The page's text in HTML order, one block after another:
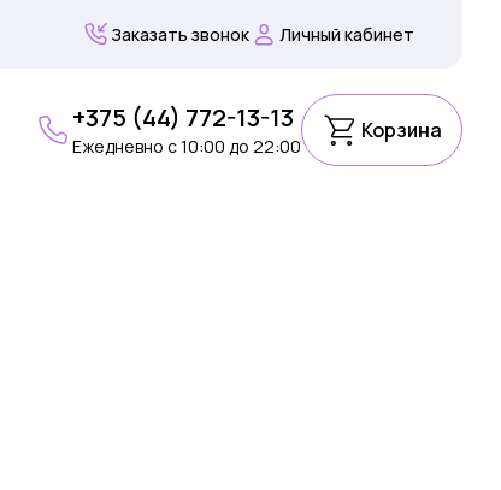
Заказать звонок Личный кабинет
+375 (44) 772-13-13
Ежедневно c 10:00 до 22:00
Корзина